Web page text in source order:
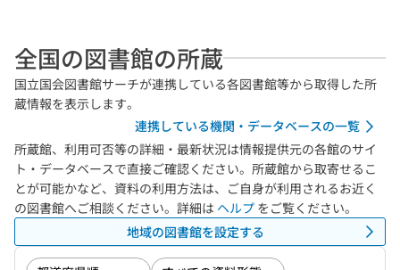
全国の図書館の所蔵
国立国会図書館サーチが連携している各図書館等から取得した所
蔵情報を表示します。
連携している機関・データベースの一覧
所蔵館、利用可否等の詳細・最新状況は情報提供元の各館のサイ
ト・データベースで直接ご確認ください。所蔵館から取寄せるこ
とが可能かなど、資料の利用方法は、ご自身が利用されるお近く
の図書館へご相談ください。詳細は ヘルプ をご覧ください。
地域の図書館を設定する